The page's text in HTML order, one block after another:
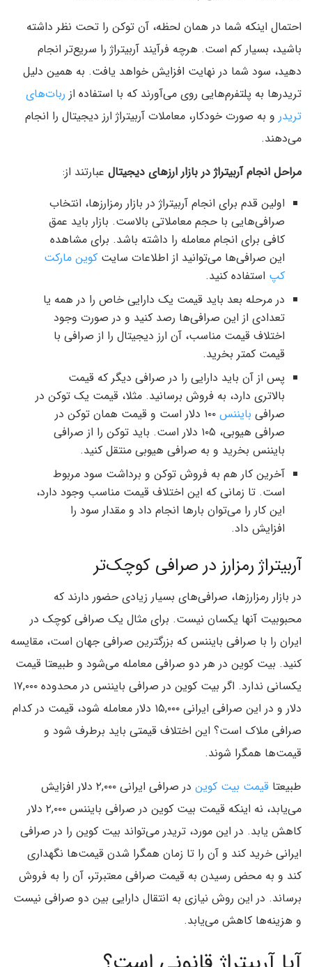
احتمال اینکه شما در همان لحظه، آن توکن را تحت نظر داشته
باشید، بسیار کم است. هرچه فرآیند آربیتراژ را سریع‌تر انجام
دهید، سود شما در نهایت افزایش خواهد یافت. به همین دلیل
تریدرها به پلتفرم‌هایی روی می‌آورند که با استفاده از ربات‌های
تریدر و به صورت خودکار، معاملات آربیتراژ ارز دیجیتال را انجام
می‌دهند.
مراحل انجام آربیتراژ در بازار ارزهای دیجیتال عبارتند از:
اولین قدم برای انجام آربیتراژ در بازار رمزارزها، انتخاب
صرافی‌هایی با حجم معاملاتی بالاست. بازار باید عمق
کافی برای انجام معامله را داشته باشد. برای مشاهده
این صرافی‌ها می‌توانید از اطلاعات سایت کوین‌ مارکت‌
کپ استفاده کنید.
در مرحله بعد باید قیمت یک دارایی خاص را در همه یا
تعدادی از این صرافی‌ها رصد کنید و در صورت وجود
اختلاف قیمت مناسب، آن ارز دیجیتال را از صرافی‌ با
قیمت کمتر بخرید.
پس از آن باید دارایی را در صرافی دیگر که قیمت
بالاتری دارد، به فروش برسانید. مثلا، قیمت یک توکن در
صرافی بایننس
۱۰۰ دلار است و قیمت همان توکن در
صرافی هیوبی، ۱۰۵ دلار است. باید توکن را از صرافی
بایننس بخرید و به صرافی هیوبی منتقل کنید.
آخرین کار هم به فروش توکن و برداشت سود مربوط
است. تا زمانی که این اختلاف قیمت مناسب وجود دارد،
این کار را می‌توان بارها انجام داد و مقدار سود را
افزایش داد.
آربیتراژ رمزارز در صرافی کوچک‌تر
در بازار رمزارزها، صرافی‌های بسیار زیادی حضور دارند که
محبوبیت آنها یکسان نیست. برای مثال یک صرافی کوچک در
ایران را با صرافی بایننس که بزرگترین صرافی جهان است، مقایسه
کنید. بیت کوین در هر دو صرافی معامله می‌شود و طبیعتا قیمت
یکسانی ندارد. اگر بیت کوین در صرافی بایننس در محدوده ۱۷,۰۰۰
دلار و در این صرافی ایرانی ۱۵,۰۰۰ دلار معامله شود، قیمت در کدام
صرافی ملاک است؟ این اختلاف قیمتی باید برطرف شود و
قیمت‌ها همگرا شوند.
طبیعتا قیمت بیت کوین
در صرافی ایرانی ۲,۰۰۰ دلار افزایش
می‌یابد، نه اینکه قیمت بیت کوین در صرافی بایننس ۲,۰۰۰ دلار
کاهش یابد. در این مورد، تریدر می‌تواند بیت کوین را در صرافی
ایرانی خرید کند و آن را تا زمان همگرا شدن قیمت‌ها نگهداری
کند و به محض رسیدن به قیمت صرافی معتبرتر، آن را به فروش
برساند. در این روش نیازی به انتقال دارایی بین دو صرافی نیست
و هزینه‌ها کاهش می‌یابد.